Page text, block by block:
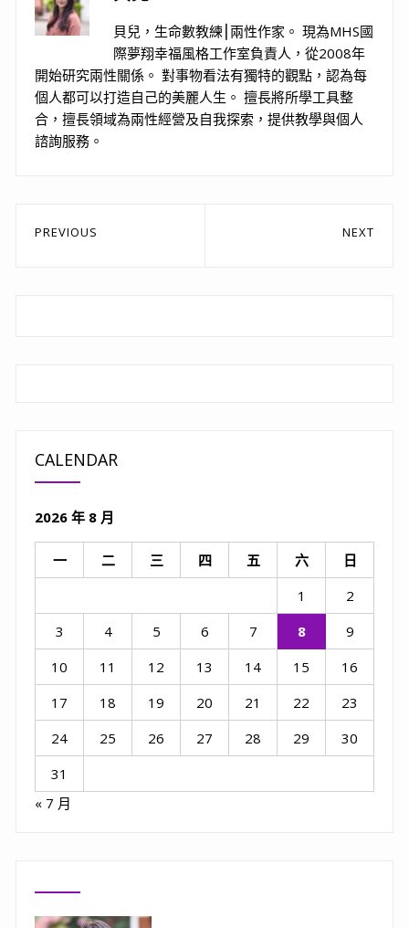
貝兒，生命數教練⎮兩性作家。 現為MHS國
際夢翔幸福風格工作室負責人，從2008年
開始研究兩性關係。 對事物看法有獨特的觀點，認為每
個人都可以打造自己的美麗人生。 擅長將所學工具整
合，擅長領域為兩性經營及自我探索，提供教學與個人
諮詢服務。
文
PREVIOUS NEXT
CALENDAR
2026 年 8 月
一 二 三 四 五 六
日
1
2
3
4 5 6 7 8
9
10
11 12 13 14 15
16
17
18 19 20 21 22
23
24
25 26 27 28 29
30
31
« 7 月